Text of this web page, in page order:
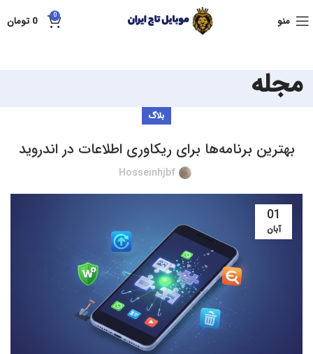
منو 0
0 تومان
مجله
بلاگ
بهترین برنامه‌ها برای ریکاوری اطلاعات در اندروید
Hosseinhjbf
01
آبان